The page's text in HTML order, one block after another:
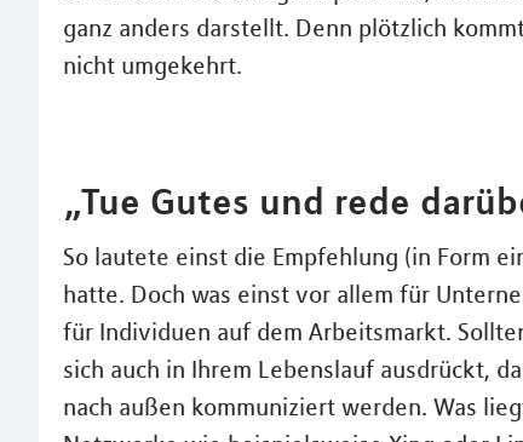
ganz anders darstellt. Denn plötzlich
nicht umgekehrt.
„Tue Gutes und rede
So lautete einst die Empfehlung (in Form
hatte. Doch was einst vor allem für
für Individuen auf dem Arbeitsmarkt.
sich auch in Ihrem Lebenslauf ausdrückt,
nach außen kommuniziert werden. Was